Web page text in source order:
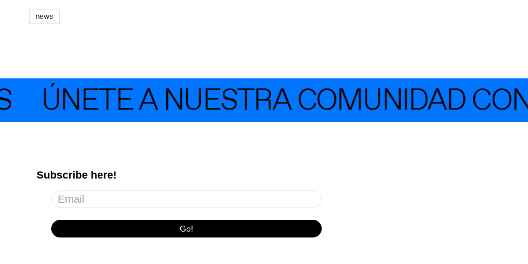
news
ÚNETE A NUESTRA COMUNIDAD CON